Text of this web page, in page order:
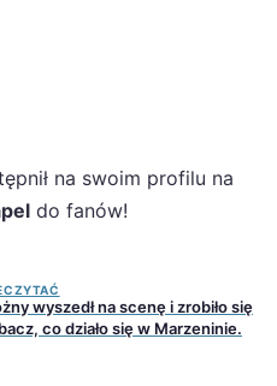
na swoim profilu na
do fanów!
wyszedł na scenę i zrobiło się
co działo się w Marzeninie.